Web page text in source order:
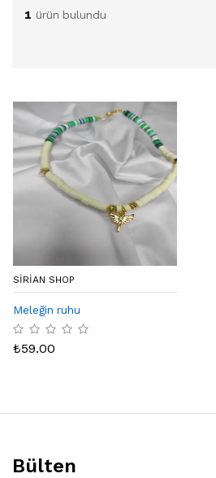
1 ürün bulundu
SIRIAN SHOP
Meleğin ruhu
₺59.00
Bülten